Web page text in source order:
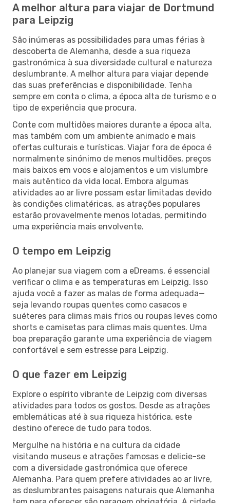
A melhor altura para viajar de Dortmund
para Leipzig
São inúmeras as possibilidades para umas férias à
descoberta de Alemanha, desde a sua riqueza
gastronómica à sua diversidade cultural e natureza
deslumbrante. A melhor altura para viajar depende
das suas preferências e disponibilidade. Tenha
sempre em conta o clima, a época alta de turismo e o
tipo de experiência que procura.
Conte com multidões maiores durante a época alta,
mas também com um ambiente animado e mais
ofertas culturais e turísticas. Viajar fora de época é
normalmente sinónimo de menos multidões, preços
mais baixos em voos e alojamentos e um vislumbre
mais autêntico da vida local. Embora algumas
atividades ao ar livre possam estar limitadas devido
às condições climatéricas, as atrações populares
estarão provavelmente menos lotadas, permitindo
uma experiência mais envolvente.
O tempo em Leipzig
Ao planejar sua viagem com a eDreams, é essencial
verificar o clima e as temperaturas em Leipzig. Isso
ajuda você a fazer as malas de forma adequada—
seja levando roupas quentes como casacos e
suéteres para climas mais frios ou roupas leves como
shorts e camisetas para climas mais quentes. Uma
boa preparação garante uma experiência de viagem
confortável e sem estresse para Leipzig.
O que fazer em Leipzig
Explore o espírito vibrante de Leipzig com diversas
atividades para todos os gostos. Desde as atrações
emblemáticas até à sua riqueza histórica, este
destino oferece de tudo para todos.
Mergulhe na história e na cultura da cidade
visitando museus e atrações famosas e delicie-se
com a diversidade gastronómica que oferece
Alemanha. Para quem prefere atividades ao ar livre,
as deslumbrantes paisagens naturais que Alemanha